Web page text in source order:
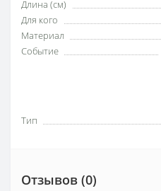
Длина (см)
Для кого
Материал
Событие
Тип
Отзывов (0)